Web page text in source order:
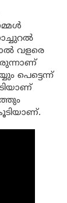
വളരെ
പെട്ടെന്ന്